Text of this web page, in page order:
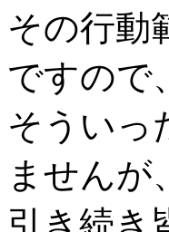
その行動
ですので
そういっ
ませんが、
引き続き